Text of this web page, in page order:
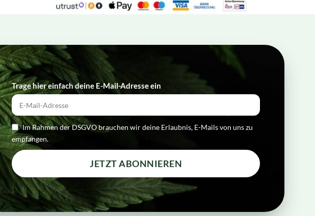
Trage hier einfach deine E-Mail-Adresse ein​
Im Rahmen der DSGVO brauchen wir deine Erlaubnis, E-Mails von uns zu
empfangen.
JETZT ABONNIEREN
Facebook
3.8.2026
Herbert Zuschrott
Die Lieferung ist nach eineinhalb Wochen immer
Twitter
Facebook
Verifizierter Kunde
Top Produkte! Top Unternehmen!
Mühldorf, DE,24.7.2026